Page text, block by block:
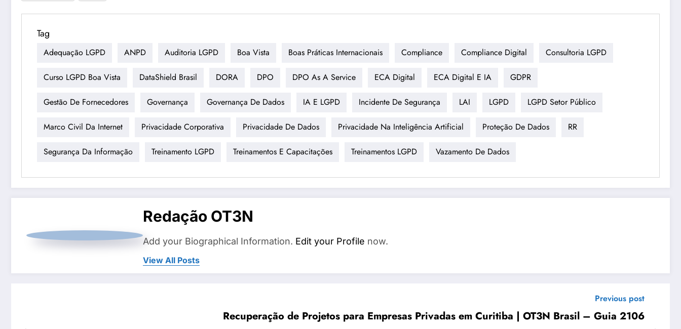
Tag
Adequação LGPD ANPD Auditoria LGPD Boa Vista Boas Práticas Internacionais Compliance Compliance Digital Consultoria LGPD
Curso LGPD Boa Vista DataShield Brasil DORA DPO DPO As A Service ECA Digital ECA Digital E IA GDPR
Gestão De Fornecedores Governança Governança De Dados IA E LGPD Incidente De Segurança LAI LGPD LGPD Setor Público
Marco Civil Da Internet Privacidade Corporativa Privacidade De Dados Privacidade Na Inteligência Artificial Proteção De Dados RR
Segurança Da Informação Treinamento LGPD Treinamentos E Capacitações Treinamentos LGPD Vazamento De Dados
Redação OT3N
Add your Biographical Information. Edit your Profile now.
View All Posts
Previous post
Recuperação de Projetos para Empresas Privadas em Curitiba | OT3N Brasil – Guia 2106